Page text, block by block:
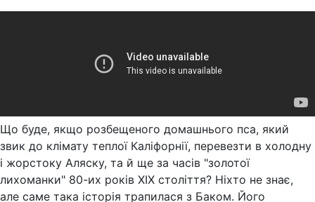
Що буде, якщо розбещеного домашнього пса, який
звик до клімату теплої Каліфорнії, перевезти в холодну
і жорстоку Аляску, та й ще за часів "золотої
лихоманки" 80-их років XIX століття? Ніхто не знає,
але саме така історія трапилася з Баком. Його